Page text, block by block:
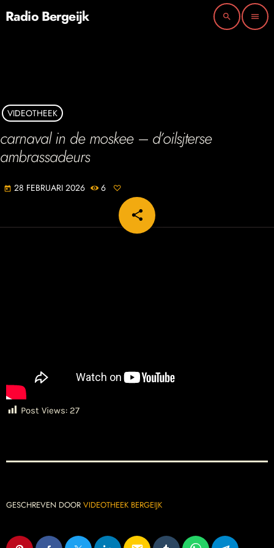
Radio Bergeijk search menu
VIDEOTHEEK
carnaval in de moskee – d’oilsjterse
ambrassadeurs
today 28 FEBRUARI 2026 6
share
email
Post Views: 27
GESCHREVEN DOOR VIDEOTHEEK BERGEIJK